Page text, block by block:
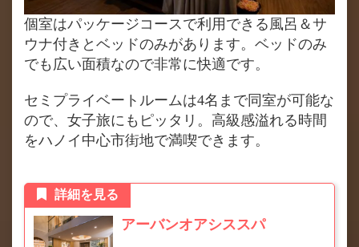
個室はパッケージコースで利用できる風呂＆サ
ウナ付きとベッドのみがあります。ベッドのみ
でも広い面積なので非常に快適です。
セミプライベートルームは4名まで同室が可能な
ので、女子旅にもピッタリ。高級感溢れる時間
をハノイ中心市街地で満喫できます。
アーバンオアシススパ
詳細を見る